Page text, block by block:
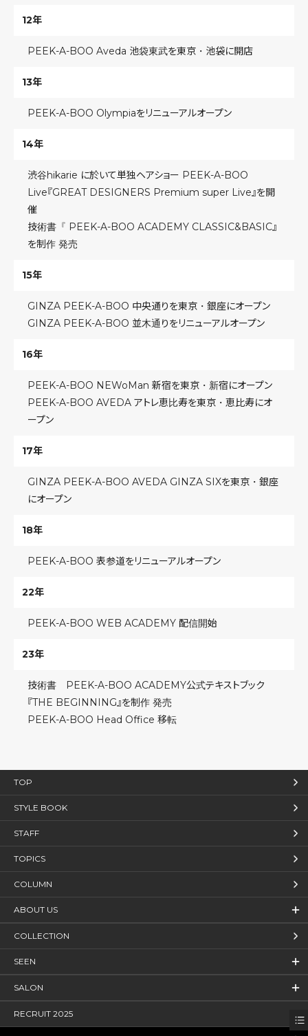
12年
PEEK-A-BOO Aveda 池袋東武を東京・池袋に開店
13年
PEEK-A-BOO Olympiaをリニューアルオープン
14年
渋谷hikarie に於いて単独ヘアショー PEEK-A-BOO
Live『GREAT DESIGNERS Premium super Live』を開
催
技術書『 PEEK-A-BOO ACADEMY CLASSIC&BASIC』
を制作 発売
15年
GINZA PEEK-A-BOO 中央通りを東京・銀座にオープン
GINZA PEEK-A-BOO 並木通りをリニューアルオープン
16年
PEEK-A-BOO NEWoMan 新宿を東京・新宿にオープン
PEEK-A-BOO AVEDA アトレ恵比寿を東京・恵比寿にオ
ープン
17年
GINZA PEEK-A-BOO AVEDA GINZA SIXを東京・銀座
にオープン
18年
PEEK-A-BOO 表参道をリニューアルオープン
22年
PEEK-A-BOO WEB ACADEMY 配信開始
23年
技術書 PEEK-A-BOO ACADEMY公式テキストブック
『THE BEGINNING』を制作 発売
PEEK-A-BOO Head Office 移転
TOP
STYLE BOOK
STAFF
TOPICS
COLUMN
ABOUT US
COLLECTION
SEEN
SALON
RECRUIT 2025